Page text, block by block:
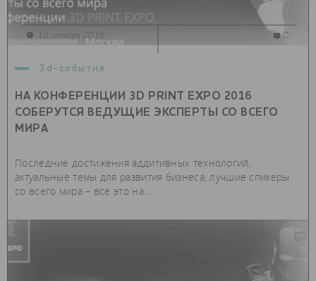
3d-события
НА КОНФЕРЕНЦИИ 3D PRINT EXPO 2016
СОБЕРУТСЯ ВЕДУЩИЕ ЭКСПЕРТЫ СО ВСЕГО
МИРА
Последние достижения аддитивных технологий,
актуальные темы для развития бизнеса, лучшие спикеры
со всего мира – всё это на...
12 октября 2016 0